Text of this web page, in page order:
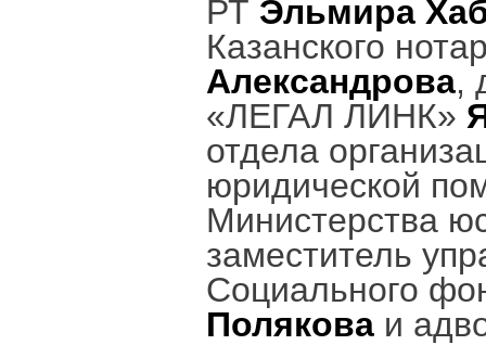
РТ Эльмира
Казанского
Александрова,
«ЛЕГАЛ ЛИНК»
отдела
юридической
Министерства
заместитель
Социального
Полякова и